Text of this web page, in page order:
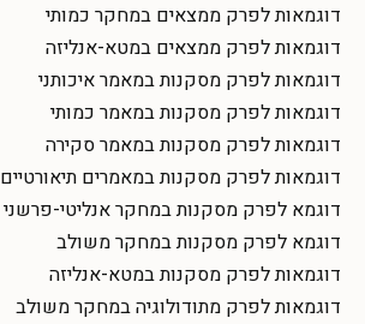
דוגמאות לפרק ממצאים במחקר כמותי
דוגמאות לפרק ממצאים במטא-אנליזה
דוגמאות לפרק מסקנות במאמר איכותני
דוגמאות לפרק מסקנות במאמר כמותי
דוגמאות לפרק מסקנות במאמר סקירה
דוגמאות לפרק מסקנות במאמרים תיאורטיים
דוגמא לפרק מסקנות במחקר אנליטי-פרשני
דוגמא לפרק מסקנות במחקר משולב
דוגמאות לפרק מסקנות במטא-אנליזה
דוגמאות לפרק מתודולוגיה במחקר משולב